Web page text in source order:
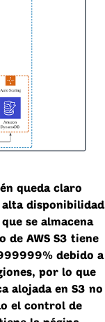
queda claro
disponibilidad
se almacena
de AWS S3 tiene
debido a
por lo que
alojada en S3 no
el control de